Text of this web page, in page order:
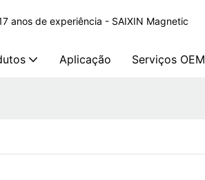
anos de experiência - SAIXIN Magnetic
Aplicação Serviços OEM